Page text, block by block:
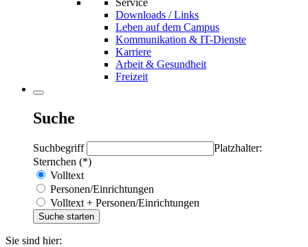
Downloads / Links
Leben auf dem Campus
Kommunikation & IT-Dienste
Karriere
Arbeit & Gesundheit
Freizeit
Suche
Suchbegriff
Platzhalter:
Sternchen (*)
Volltext
Personen/Einrichtungen
Volltext + Personen/Einrichtungen
Sie sind hier: